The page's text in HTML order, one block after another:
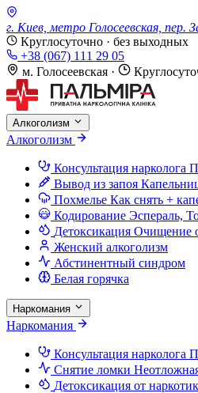
г. Киев, метро Голосеевская, пер.
Круглосуточно · без выходных
+38 (067) 111 29 05
м. Голосеевская ·
Алкоголизм
Алкоголизм
Консультация нарколога
Вывод из запоя
Похмелье Как снять +
Кодирование Эспераль,
Детоксикация Очищение
Женский алкоголизм
Абстинентный синдром
Белая горячка
Наркомания
Наркомания
Консультация нарколога
Снятие ломки
Детоксикация от